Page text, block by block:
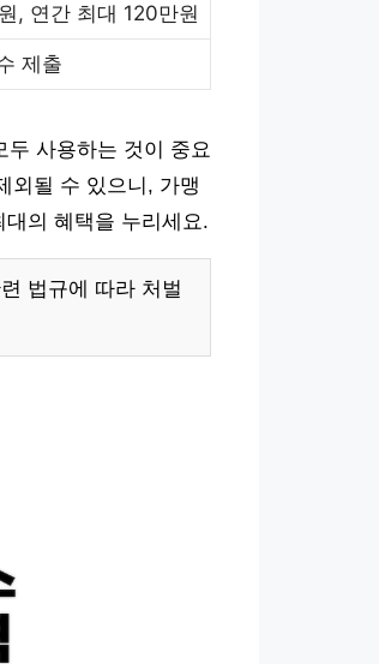
, 연간 최대 120만원
제출
두 사용하는 것이 중요
외될 수 있으니, 가맹
의 혜택을 누리세요.
법규에 따라 처벌